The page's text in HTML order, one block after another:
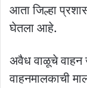
आता जिल्हा
घेतला आहे.
अवैध वाळूचे वाहन
वाहनमालकाची